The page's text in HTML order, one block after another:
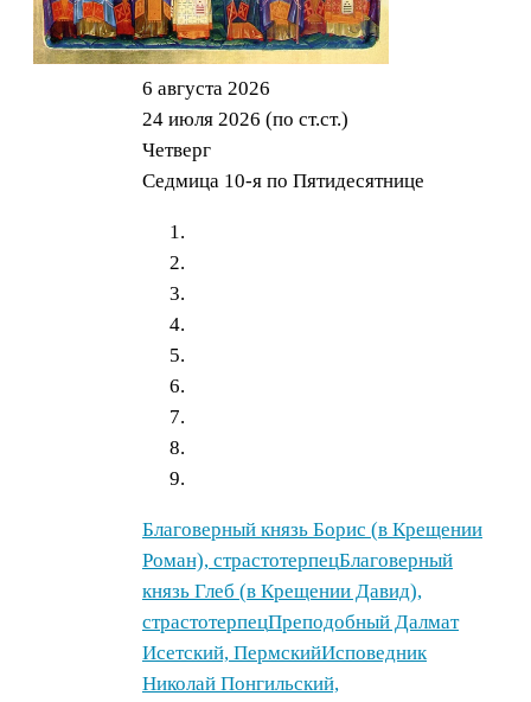
6 августа 2026
24 июля 2026 (по ст.ст.)
Четверг
Седмица 10-я по Пятидесятнице
Благоверный князь Борис (в Крещении
Роман), страстотерпецБлаговерный
князь Глеб (в Крещении Давид),
страстотерпецПреподобный Далмат
Исетский, ПермскийИсповедник
Николай Понгильский,